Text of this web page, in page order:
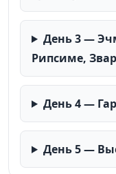
День 3 —
Рипсиме,
День 4 —
День 5 —